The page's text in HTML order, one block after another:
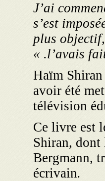
J’ai
s’est
plus
l’avais fait
Haïm
avoir été
télévision
Ce livre est
Shiran, dont
Bergmann,
écrivain.